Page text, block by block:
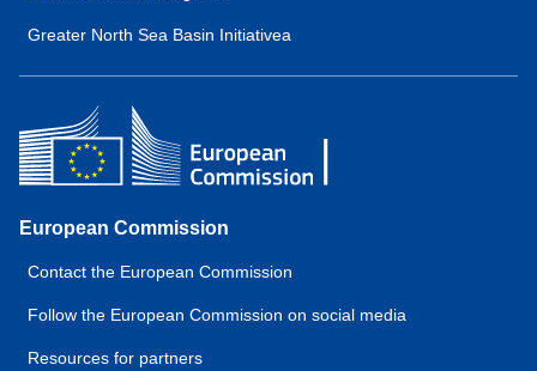
Greater North Sea Basin Initiativea
European Commission
Contact the European Commission
Follow the European Commission on social media
Resources for partners